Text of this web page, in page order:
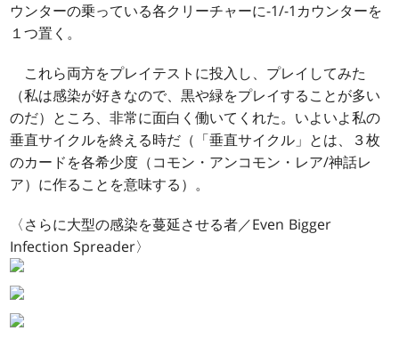
ウンターの乗っている各クリーチャーに-1/-1カウンターを
１つ置く。
これら両方をプレイテストに投入し、プレイしてみた
（私は感染が好きなので、黒や緑をプレイすることが多い
のだ）ところ、非常に面白く働いてくれた。いよいよ私の
垂直サイクルを終える時だ（「垂直サイクル」とは、３枚
のカードを各希少度（コモン・アンコモン・レア/神話レ
ア）に作ることを意味する）。
〈さらに大型の感染を蔓延させる者／Even Bigger
Infection Spreader〉